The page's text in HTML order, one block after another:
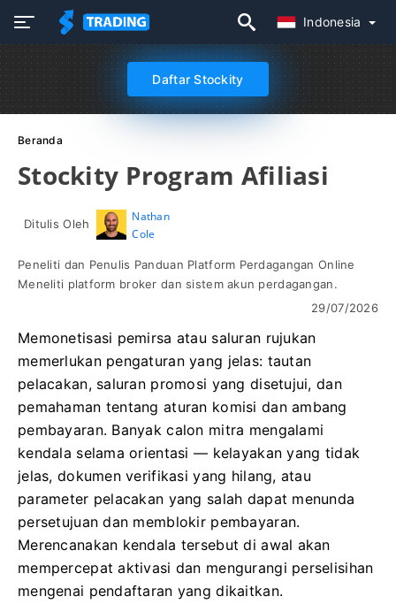
Indonesia
Daftar Stockity
Beranda
Stockity Program Afiliasi
Ditulis Oleh
Nathan
Cole
Peneliti dan Penulis Panduan Platform Perdagangan Online
Meneliti platform broker dan sistem akun perdagangan.
29/07/2026
Memonetisasi pemirsa atau saluran rujukan
memerlukan pengaturan yang jelas: tautan
pelacakan, saluran promosi yang disetujui, dan
pemahaman tentang aturan komisi dan ambang
pembayaran. Banyak calon mitra mengalami
kendala selama orientasi — kelayakan yang tidak
jelas, dokumen verifikasi yang hilang, atau
parameter pelacakan yang salah dapat menunda
persetujuan dan memblokir pembayaran.
Merencanakan kendala tersebut di awal akan
mempercepat aktivasi dan mengurangi perselisihan
mengenai pendaftaran yang dikaitkan.